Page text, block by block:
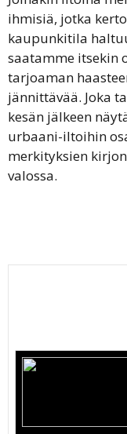
ihmisiä, jotka
kaupunkitila
saatamme itsekin
tarjoaman
jännittävää. Joka
kesän jälkeen
urbaani-iltoihin
merkityksien
valossa.